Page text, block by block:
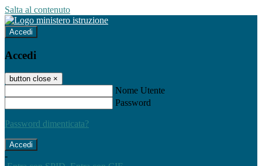
Salta al contenuto
Accedi
Accedi
button close ×
Nome Utente
Password
Password dimenticata?
-